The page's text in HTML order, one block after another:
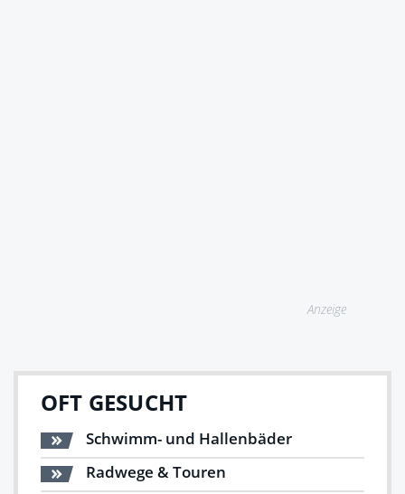
Anzeige
OFT GESUCHT
Schwimm- und Hallenbäder
Radwege & Touren